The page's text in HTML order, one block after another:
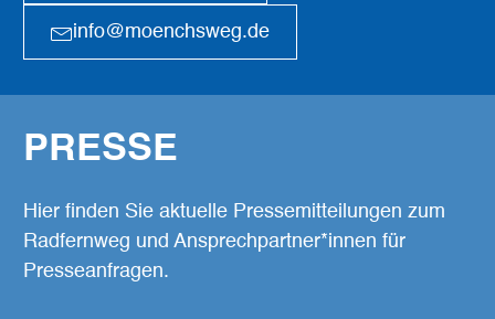
info@moenchsweg.de
PRESSE
Hier finden Sie aktuelle Pressemitteilungen zum
Radfernweg und Ansprechpartner*innen für
Presseanfragen.